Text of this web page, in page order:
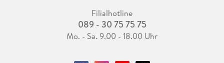
Filialhotline
089 - 30 75 75 75
Mo. - Sa. 9.00 - 18.00 Uhr